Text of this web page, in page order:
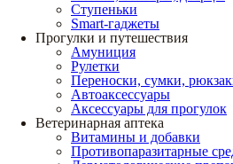
Ступеньки
Smart-гаджеты
Прогулки и путешествия
Амуниция
Рулетки
Переноски, сумки,
Автоаксессуары
Аксессуары для прогулок
Ветеринарная аптека
Витамины и добавки
Противопаразитарные